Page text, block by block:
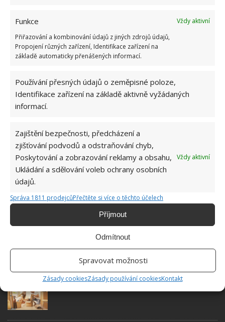
Funkce
Vždy aktivní
Přiřazování a kombinování údajů z jiných zdrojů údajů,
Propojení různých zařízení, Identifikace zařízení na
základě automaticky přenášených informací.
Používání přesných údajů o zeměpisné poloze,
Identifikace zařízení na základě aktivně vyžádaných
informací.
Zajištění bezpečnosti, předcházení a
zjišťování podvodů a odstraňování chyb,
Poskytování a zobrazování reklamy a obsahu,
Ukládání a sdělování voleb ochrany osobních
údajů.
Vždy aktivní
Správa 1811 prodejcůPřečtěte si více o těchto účelech
Příjmout
Odmítnout
Spravovat možnosti
Zásady cookiesZásady používání cookiesKontakt
UŠETŘIT ZA ELEKTŘINU
Přidejte svůj názor
KOMENTOVAT
Jiří Kolář
Absolvent České zemědělské
univerzity, který je již od malička
velkým kutilem. V podstatě vše, co je
SOUVISEJÍCÍ ČLÁNKY
Máme nové bydlení! Ale co dál?